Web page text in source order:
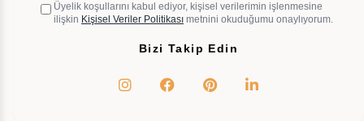
Üyelik koşullarını kabul ediyor, kişisel verilerimin işlenmesine
ilişkin Kişisel Veriler Politikası metnini okuduğumu onaylıyorum.
Bizi Takip Edin